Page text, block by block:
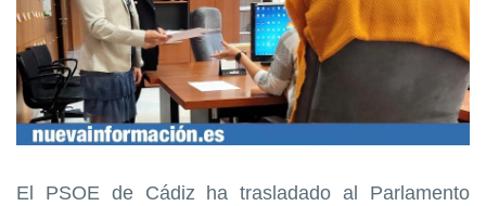
El PSOE de Cádiz ha trasladado al Parlamento